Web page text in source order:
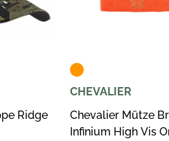
Ridge
CHEVALIER
Chevalier Mütze
Infinium High Vis